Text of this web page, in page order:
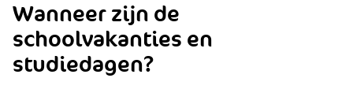
Wanneer zijn de
schoolvakanties en
studiedagen?